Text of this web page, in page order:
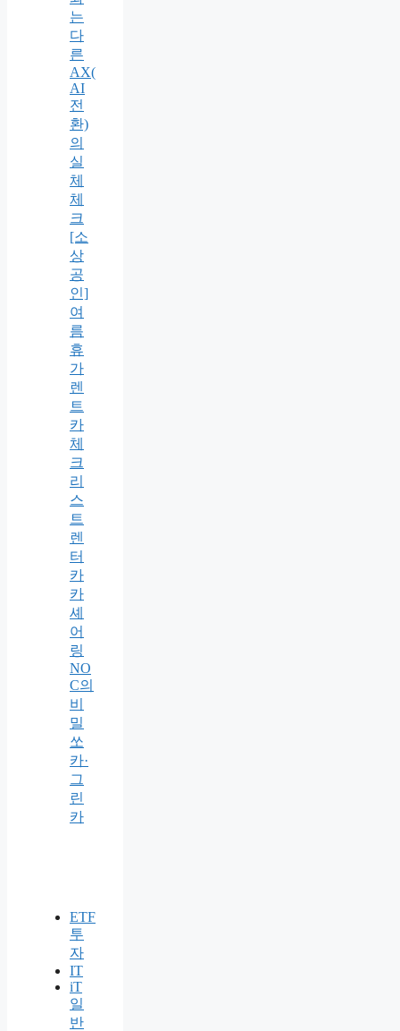
는
다
른
AX(
AI
전
환)
의
실
체
체
크
[소
상
공
인]
여
름
휴
가
렌
트
카
체
크
리
스
트
렌
터
카
카
셰
어
링
NO
C의
비
밀
쏘
카·
그
린
카
ETF
투
자
IT
iT
일
반